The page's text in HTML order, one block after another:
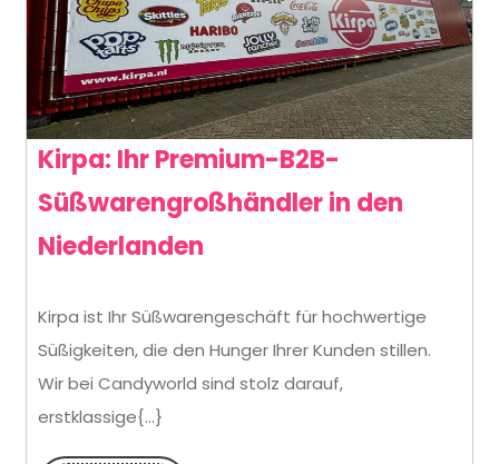
Kirpa: Ihr Premium-B2B-
Süßwarengroßhändler in den
Niederlanden
Premium-
B2B-
Kirpa ist Ihr Süßwarengeschäft für hochwertige
Süßigkeiten, die den Hunger Ihrer Kunden stillen.
Wir bei Candyworld sind stolz darauf,
erstklassige{...}